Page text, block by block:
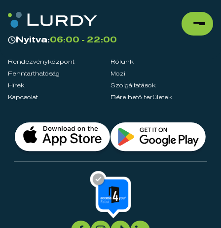
Nyitva:06:00 - 22:00
Rendezvényközpont
Rólunk
Fenntarthatóság
Mozi
Hírek
Szolgáltatások
Kapcsolat
Bérelhető területek